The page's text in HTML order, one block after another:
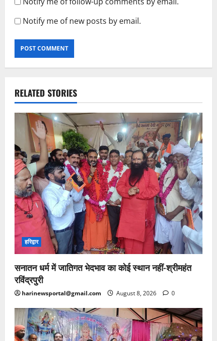
Notify me of new posts by email.
RELATED STORIES
हरिद्वार
सनातन धर्म में जातिगत भेदभाव का कोई स्थान नहीं-श्रीमहंत
रविंद्रपुरी
harinewsportal@gmail.com August 8, 2026 0